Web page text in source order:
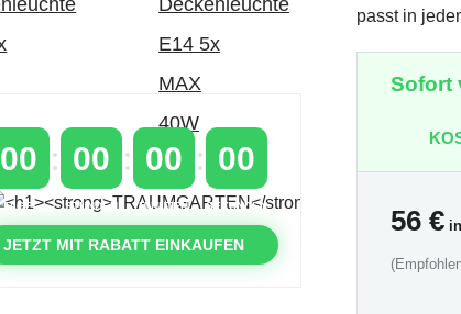
00
TAGE
00
STUNDEN
00
MINUTEN
00
SEKUNDEN
JETZT MIT RABATT EINKAUFEN
passt in
Sofort
56€